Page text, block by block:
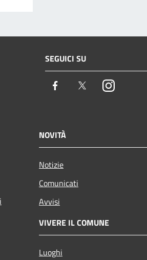
SEGUICI SU
Facebook TwitterInstagram
NOVITÀ
Notizie
Comunicati
Avvisi
VIVERE IL COMUNE
Luoghi